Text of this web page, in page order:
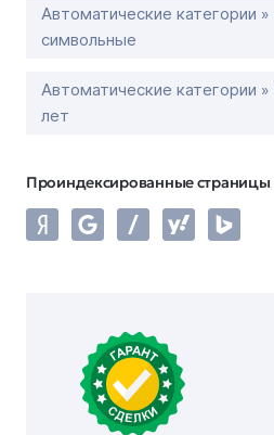
Автоматические категории
символьные
Автоматические категории
лет
Проиндексированные страницы